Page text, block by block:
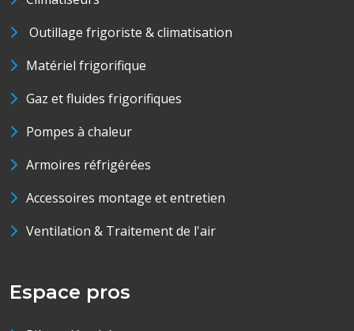
Outillage frigoriste & climatisation
Matériel frigorifique
Gaz et fluides frigorifiques
Pompes à chaleur
Armoires réfrigérées
Accessoires montage et entretien
Ventilation & Traitement de l'air
Espace pros